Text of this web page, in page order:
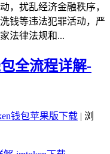
，扰乱经济金融秩序，
钱等违法犯罪活动，严
法律法规和...
全流程详解-
钱包苹果版下载 | 浏